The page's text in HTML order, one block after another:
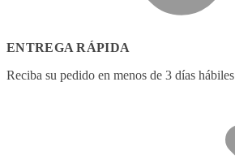
ENTREGA RÁPIDA
Reciba su pedido en menos de 3 días hábiles